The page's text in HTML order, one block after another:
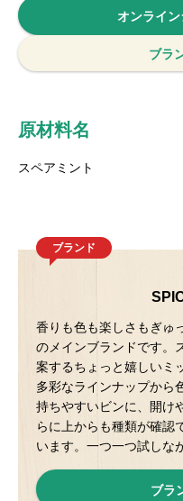
オンライ
ブラ
原材料名
スペアミント
ブランド
香りも色も楽しさもぎゅ
のメインブランドです。
案するちょっと嬉しいミ
多彩なラインナップから
持ちやすいビンに、開け
らに上からも種類が確認
います。一つ一つ試しな
ブラ